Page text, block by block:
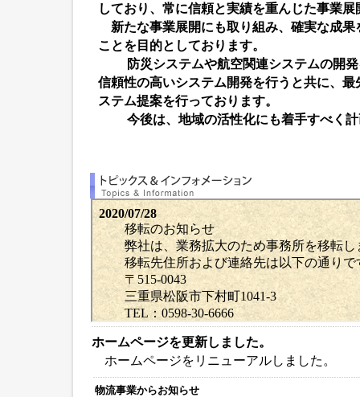
しており、常に信頼と実績を重んじた事業
新たな事業展開にも取り組み、確実な成果
ことを目的としております。
防災システムや航空関連システムの開発
信頼性の高いシステム開発を行うと共に、
ステム提案を行っております。
今後は、地域の活性化にも着手すべく計
ホームページを更新しました。
ホームページをリニューアルしました。
物流事業からお知らせ